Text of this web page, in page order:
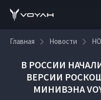
Главная Новости
В РОССИИ
ВЕРСИИ
МИНИВЭНА